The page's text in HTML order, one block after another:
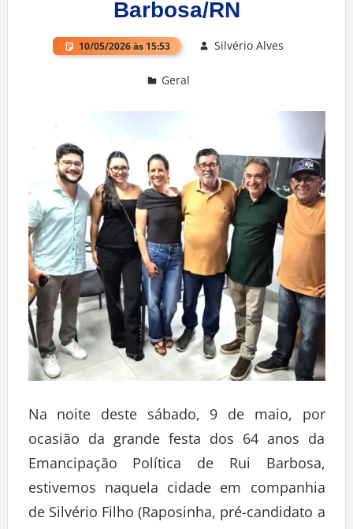
Barbosa/RN
10/05/2026 às 15:53 Silvério Alves
Geral
Na noite deste sábado, 9 de maio, por
ocasião da grande festa dos 64 anos da
Emancipação Política de Rui Barbosa,
estivemos naquela cidade em companhia
de Silvério Filho (Raposinha, pré-candidato a